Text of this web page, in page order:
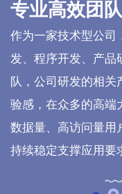
专业高效团队
作为一家技术型公司
发、程序开发、产品
队，公司研发的相关
验感，在众多的高端
数据量、高访问量用
持续稳定支撑应用要